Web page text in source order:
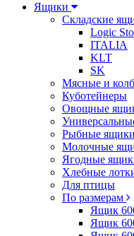
Ящики
Складские
Logic
ITALIA
KLT
SK
Мясные и
Куботейнеры
Овощные
Рыбные ящики
Молочные
Ягодные
Хлебные
Для птицы
По размерам
Ящик
Ящик